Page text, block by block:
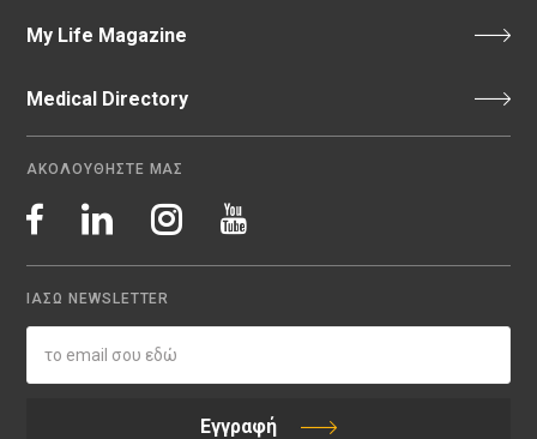
My Life Magazine
Medical Directory
ΑΚΟΛΟΥΘΗΣΤΕ ΜΑΣ
ΙΑΣΩ NEWSLETTER
Εγγραφή